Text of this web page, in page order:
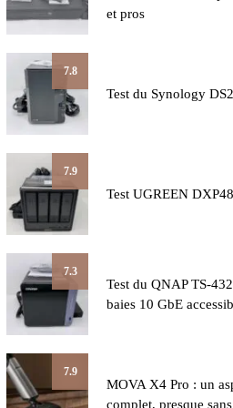
et pros
7.8
Test du Synology
7.9
Test UGREEN
7.3
Test du QNAP TS-
baies 10 GbE
7.9
MOVA X4 Pro : un
complet, presque